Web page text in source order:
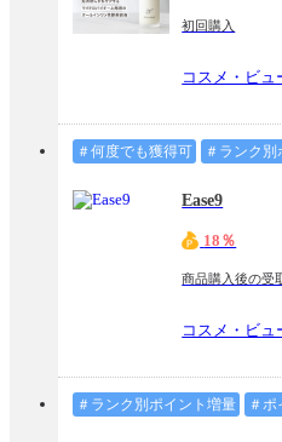
初回購入
コスメ・ビュ
＃何度でも獲得可 ＃ランク
Ease9
18％
商品購入後の受
コスメ・ビュ
＃ランク別ポイント増量 ＃